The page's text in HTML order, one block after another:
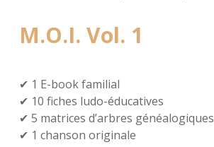
M.O.I. Vol. 1
✔ 1 E-book familial
✔ 10 fiches ludo-éducatives
✔ 5 matrices d’arbres généalogiques
✔ 1 chanson originale